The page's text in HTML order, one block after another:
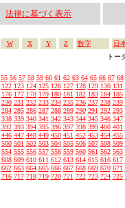
法律に基づく表示
W X Y Z 数字
日
トー
55 56 57 58 59 60 61 62 63 64 65 66 67 68
122 123 124 125 126 127 128 129 130 131
176 177 178 179 180 181 182 183 184 185
230 231 232 233 234 235 236 237 238 239
284 285 286 287 288 289 290 291 292 293
338 339 340 341 342 343 344 345 346 347
392 393 394 395 396 397 398 399 400 401
446 447 448 449 450 451 452 453 454 455
500 501 502 503 504 505 506 507 508 509
554 555 556 557 558 559 560 561 562 563
608 609 610 611 612 613 614 615 616 617
662 663 664 665 666 667 668 669 670 671
716 717 718 719 720 721 722 723 724 725